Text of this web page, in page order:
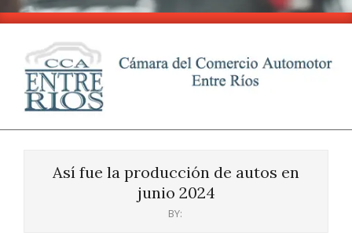
Skip
content
CCA
EntreAsí fue la producción de autos en
junio 2024
BY: